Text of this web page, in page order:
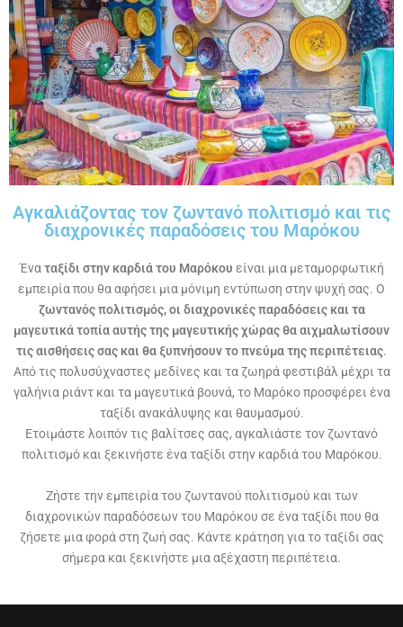
Αγκαλιάζοντας τον ζωντανό πολιτισμό και τις
διαχρονικές παραδόσεις του Μαρόκου
Ένα ταξίδι στην καρδιά του Μαρόκου είναι μια μεταμορφωτική
εμπειρία που θα αφήσει μια μόνιμη εντύπωση στην ψυχή σας. Ο
ζωντανός πολιτισμός, οι διαχρονικές παραδόσεις και τα
μαγευτικά τοπία αυτής της μαγευτικής χώρας θα αιχμαλωτίσουν
τις αισθήσεις σας και θα ξυπνήσουν το πνεύμα της περιπέτειας.
Από τις πολυσύχναστες μεδίνες και τα ζωηρά φεστιβάλ μέχρι τα
γαλήνια ριάντ και τα μαγευτικά βουνά, το Μαρόκο προσφέρει ένα
ταξίδι ανακάλυψης και θαυμασμού.
Ετοιμάστε λοιπόν τις βαλίτσες σας, αγκαλιάστε τον ζωντανό
πολιτισμό και ξεκινήστε ένα ταξίδι στην καρδιά του Μαρόκου.
Ζήστε την εμπειρία του ζωντανού πολιτισμού και των
διαχρονικών παραδόσεων του Μαρόκου σε ένα ταξίδι που θα
ζήσετε μια φορά στη ζωή σας. Κάντε κράτηση για το ταξίδι σας
σήμερα και ξεκινήστε μια αξέχαστη περιπέτεια.